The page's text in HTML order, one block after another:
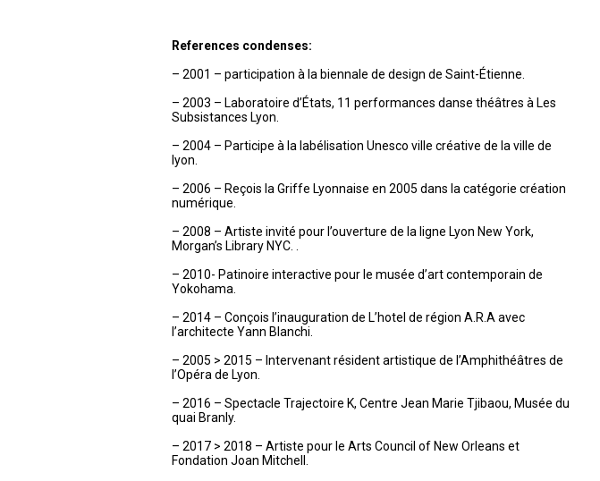
References condenses:
– 2001 – participation à la biennale de design de Saint-Étienne.
– 2003 – Laboratoire d’États, 11 performances danse théâtres à Les
Subsistances Lyon.
– 2004 – Participe à la labélisation Unesco ville créative de la ville de
lyon.
– 2006 – Reçois la Griffe Lyonnaise en 2005 dans la catégorie création
numérique.
– 2008 – Artiste invité pour l’ouverture de la ligne Lyon New York,
Morgan’s Library NYC. .
– 2010- Patinoire interactive pour le musée d’art contemporain de
Yokohama.
– 2014 – Conçois l’inauguration de L’hotel de région A.R.A avec
l’architecte Yann Blanchi.
– 2005 > 2015 – Intervenant résident artistique de l’Amphithéâtres de
l’Opéra de Lyon.
– 2016 – Spectacle Trajectoire K, Centre Jean Marie Tjibaou, Musée du
quai Branly.
– 2017 > 2018 – Artiste pour le Arts Council of New Orleans et
Fondation Joan Mitchell.